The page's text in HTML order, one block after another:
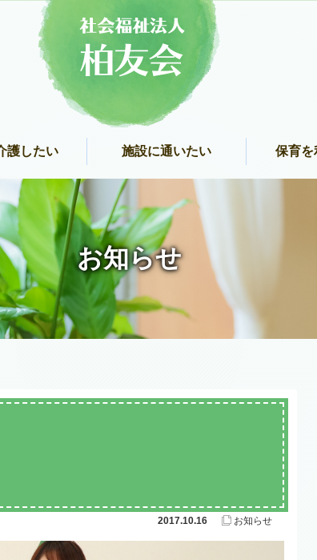
護したい 施設に通いたい 保育を
お知らせ
2017.10.16 お知らせ